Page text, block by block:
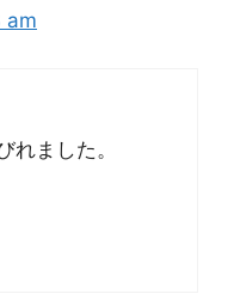
am
れました。